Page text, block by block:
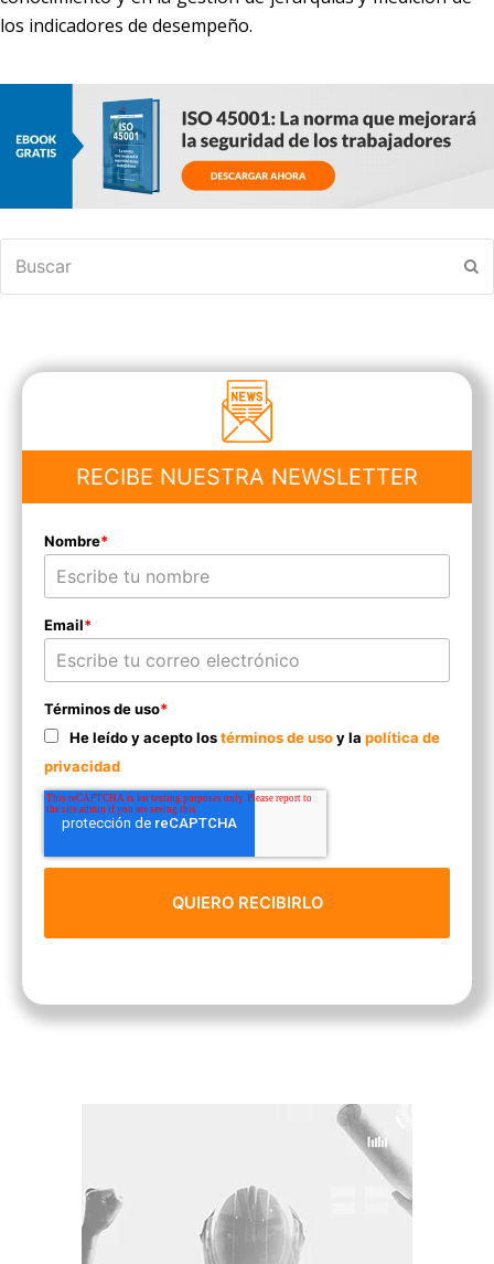
los indicadores de desempeño.
RECIBE NUESTRA NEWSLETTER
Nombre*
Email*
Términos de uso*
He leído y acepto lostérminos de usoy la política de
privacidad